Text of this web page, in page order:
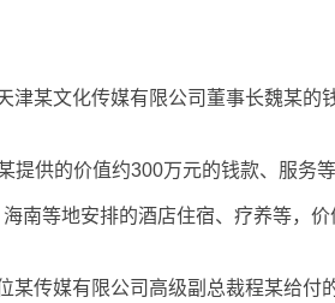
某文化传媒有限公司董事长魏某的
供的价值约300万元的钱款、服务等
等地安排的酒店住宿、疗养等，价
传媒有限公司高级副总裁程某给付